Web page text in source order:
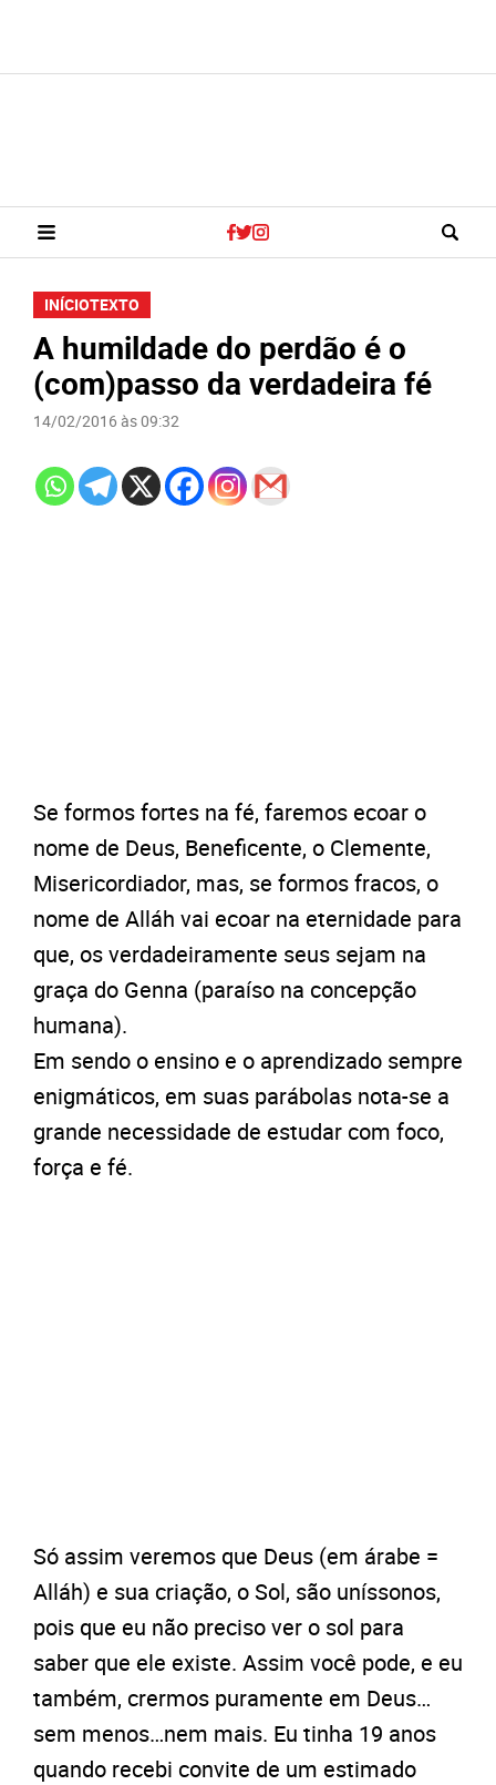
INÍCIOTEXTO
A humildade do perdão é o
(com)passo da verdadeira fé
14/02/2016 às 09:32
Se formos fortes na fé, faremos ecoar o
nome de Deus, Beneficente, o Clemente,
Misericordiador, mas, se formos fracos, o
nome de Alláh vai ecoar na eternidade para
que, os verdadeiramente seus sejam na
graça do Genna (paraíso na concepção
humana).
Em sendo o ensino e o aprendizado sempre
enigmáticos, em suas parábolas nota-se a
grande necessidade de estudar com foco,
força e fé.
Só assim veremos que Deus (em árabe =
Alláh) e sua criação, o Sol, são uníssonos,
pois que eu não preciso ver o sol para
saber que ele existe. Assim você pode, e eu
também, crermos puramente em Deus…
sem menos…nem mais. Eu tinha 19 anos
quando recebi convite de um estimado